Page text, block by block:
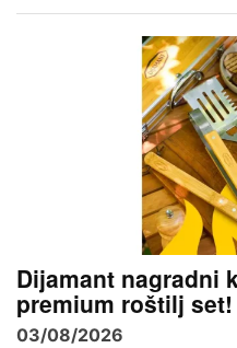
Dijamant nagradni
premium roštilj set!
03/08/2026